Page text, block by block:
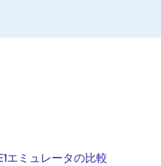
エミュレータの比較